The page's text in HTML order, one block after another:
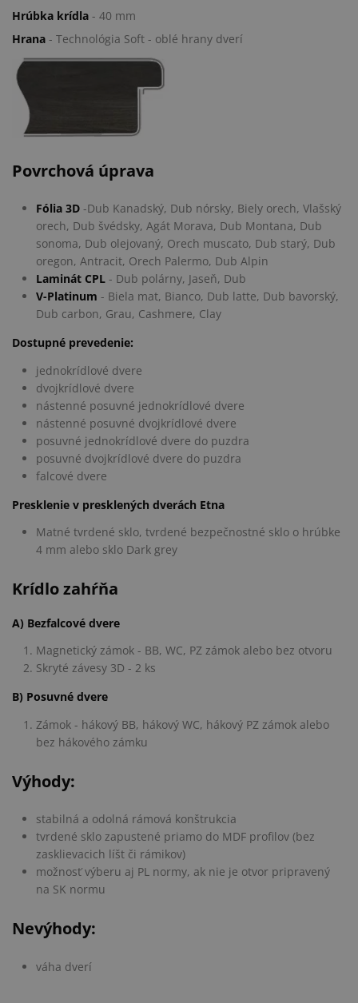
Hrúbka krídla - 40 mm
Hrana - Technológia Soft - oblé hrany dverí
Povrchová úprava
Fólia 3D -Dub Kanadský, Dub nórsky, Biely orech, Vlašský
orech, Dub švédsky, Agát Morava, Dub Montana, Dub
sonoma, Dub olejovaný, Orech muscato, Dub starý, Dub
oregon, Antracit, Orech Palermo, Dub Alpin
Laminát CPL - Dub polárny, Jaseň, Dub
V-Platinum - Biela mat, Bianco, Dub latte, Dub bavorský,
Dub carbon, Grau, Cashmere, Clay
Dostupné prevedenie:
jednokrídlové dvere
dvojkrídlové dvere
nástenné posuvné jednokrídlové dvere
nástenné posuvné dvojkrídlové dvere
posuvné jednokrídlové dvere do puzdra
posuvné dvojkrídlové dvere do puzdra
falcové dvere
Presklenie v presklených dverách Etna
Matné tvrdené sklo, tvrdené bezpečnostné sklo o hrúbke
4 mm alebo sklo Dark grey
Krídlo zahŕňa
A) Bezfalcové dvere
Magnetický zámok - BB, WC, PZ zámok alebo bez otvoru
Skryté závesy 3D - 2 ks
B) Posuvné dvere
Zámok - hákový BB, hákový WC, hákový PZ zámok alebo
bez hákového zámku
Výhody:
stabilná a odolná rámová konštrukcia
tvrdené sklo zapustené priamo do MDF profilov (bez
zasklievacich líšt či rámikov)
možnosť výberu aj PL normy, ak nie je otvor pripravený
na SK normu
Nevýhody:
váha dverí